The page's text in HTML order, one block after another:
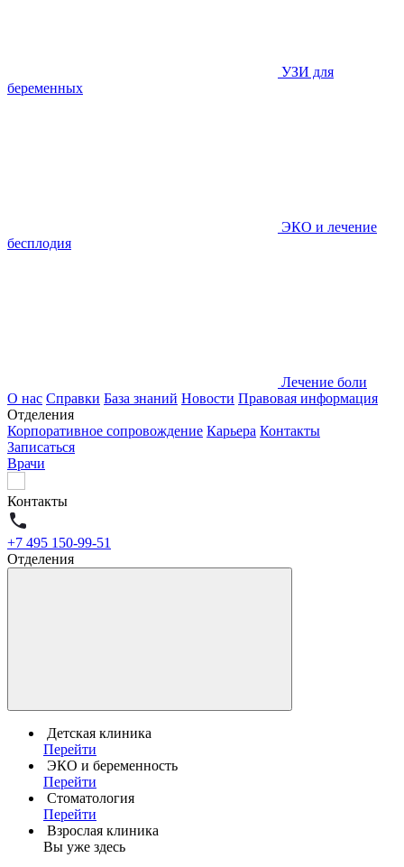
УЗИ для
беременных
ЭКО и лечение
бесплодия
Лечение боли
О нас Справки База знаний Новости Правовая информация
Отделения
Корпоративное сопровождение Карьера Контакты
Записаться
Врачи
Контакты
+7 495 150-99-51
Отделения
Детская клиника
Перейти
ЭКО и беременность
Перейти
Стоматология
Перейти
Взрослая клиника
Вы уже здесь